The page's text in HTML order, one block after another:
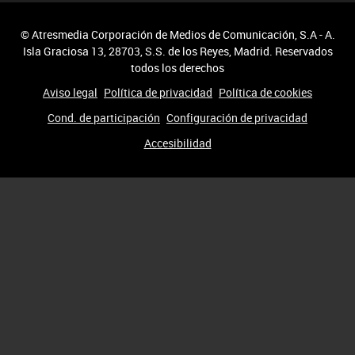
© Atresmedia Corporación de Medios de Comunicación, S.A - A.
Isla Graciosa 13, 28703, S.S. de los Reyes, Madrid. Reservados
todos los derechos
Aviso legal Política de privacidad Política de cookies
Cond. de participación Configuración de privacidad
Accesibilidad